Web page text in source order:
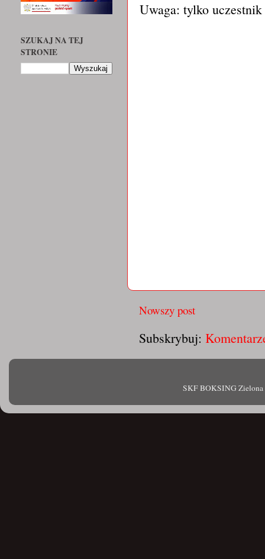
Uwaga: tylko uczestnik
Nowszy post
Subskrybuj:
SZUKAJ NA TEJ
STRONIE
SKF BOKSING Zielona